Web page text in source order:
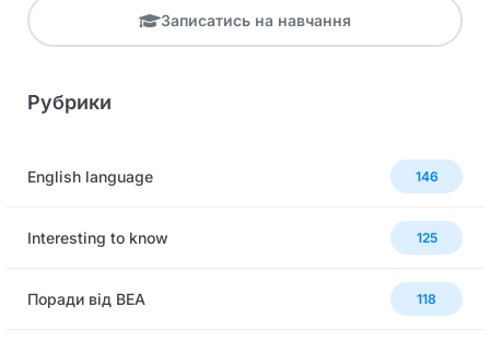
Записатись на навчання
Рубрики
English language 146
Interesting to know 125
Поради від BEA 118